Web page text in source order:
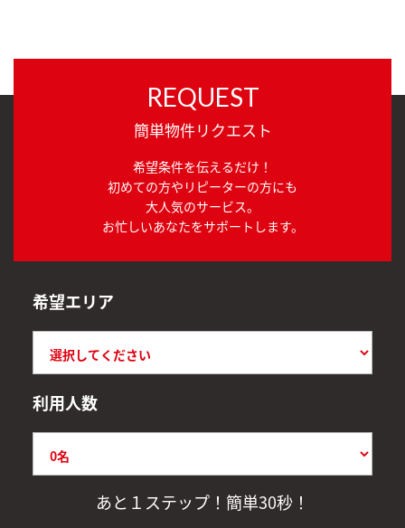
REQUEST
簡単物件リクエスト
希望条件を伝えるだけ！
初めての方やリピーターの方にも
大人気のサービス。
お忙しいあなたをサポートします。
希望エリア
利用人数
あと１ステップ！簡単30秒！